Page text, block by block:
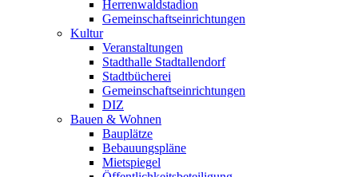
Herrenwaldstadion
Gemeinschaftseinrichtungen
Kultur
Veranstaltungen
Stadthalle Stadtallendorf
Stadtbücherei
Gemeinschaftseinrichtungen
DIZ
Bauen & Wohnen
Bauplätze
Bebauungspläne
Mietspiegel